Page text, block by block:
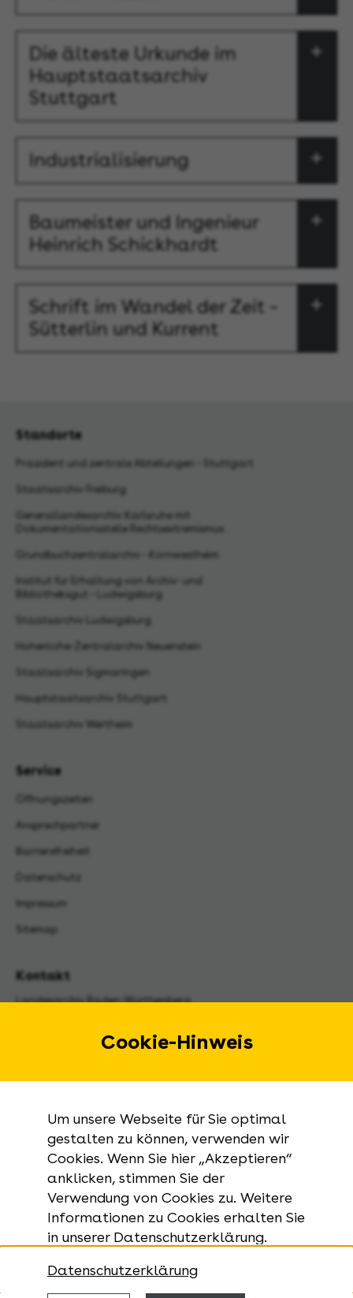
Cookie-Hinweis
Um unsere Webseite für Sie optimal
gestalten zu können, verwenden wir
Cookies. Wenn Sie hier „Akzeptieren“
anklicken, stimmen Sie der
Verwendung von Cookies zu. Weitere
Informationen zu Cookies erhalten Sie
in unserer Datenschutzerklärung.
Datenschutzerklärung
Die älteste Urkunde im
Hauptstaatsarchiv
Stuttgart
Industrialisierung
Baumeister und Ingenieur
Heinrich Schickhardt
Schrift im Wandel der Zeit –
Sütterlin und Kurrent
Standorte
Präsident und zentrale Abteilungen - Stuttgart
Staatsarchiv Freiburg
Generallandesarchiv Karlsruhe mit
Dokumentationsstelle Rechtsextremismus
Grundbuchzentralarchiv - Kornwestheim
Institut für Erhaltung von Archiv- und
Bibliotheksgut - Ludwigsburg
Staatsarchiv Ludwigsburg
Hohenlohe-Zentralarchiv Neuenstein
Staatsarchiv Sigmaringen
Hauptstaatsarchiv Stuttgart
Staatsarchiv Wertheim
Service
Öffnungszeiten
Ansprechpartner
Barrierefreiheit
Datenschutz
Impressum
Sitemap
Kontakt
Landesarchiv Baden-Württemberg
+49 711 212-4272
Anfragen zu Archivgut:
+49 711 335075-555
Telefax:
+49 711 212-4283